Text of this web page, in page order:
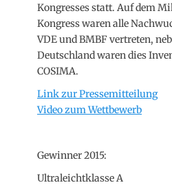
Kongresses statt. Auf dem
Kongress waren alle
VDE und BMBF vertreten,
Deutschland waren dies
COSIMA.
Link zur Pressemitteilung
Video zum Wettbewerb
Gewinner 2015:
Ultraleichtklasse A